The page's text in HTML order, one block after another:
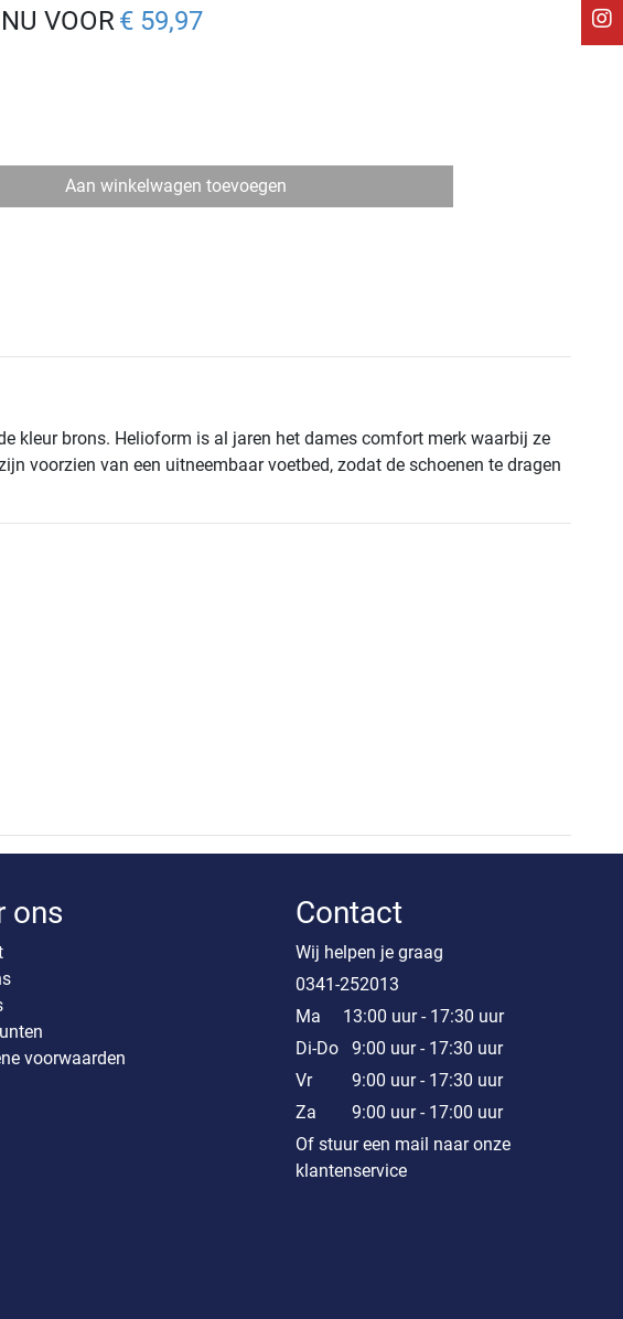
NU VOOR€ 59,97
Aan winkelwagen toevoegen
kleur brons. Helioform is al jaren het dames comfort merk waarbij ze
voorzien van een uitneembaar voetbed, zodat de schoenen te dragen
ons
voorwaarden
Contact
Wij helpen je graag
0341-252013
Ma 13:00 uur - 17:30 uur
Di-Do 9:00 uur - 17:30 uur
Vr 9:00 uur - 17:30 uur
Za 9:00 uur - 17:00 uur
Of stuur een mail naar onze
klantenservice